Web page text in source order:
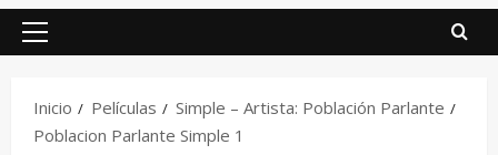
Inicio Películas
Simple – Artista: Población Parlante
Poblacion Parlante Simple 1